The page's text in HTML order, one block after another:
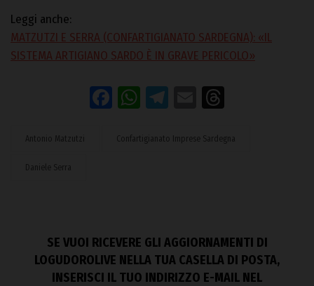
Leggi anche:
MATZUTZI E SERRA (CONFARTIGIANATO SARDEGNA): «IL
SISTEMA ARTIGIANO SARDO È IN GRAVE PERICOLO»
Facebook
WhatsApp
Telegram
Email
Antonio Matzutzi Confartigianato Imprese Sardegna
Daniele Serra
SE VUOI RICEVERE GLI AGGIORNAMENTI DI
LOGUDOROLIVE NELLA TUA CASELLA DI POSTA,
INSERISCI IL TUO INDIRIZZO E-MAIL NEL